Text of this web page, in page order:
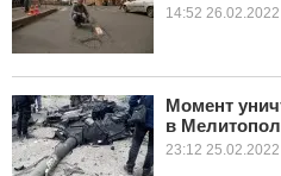
14:52 26.02.2022
Момент
в
23:12 25.02.2022